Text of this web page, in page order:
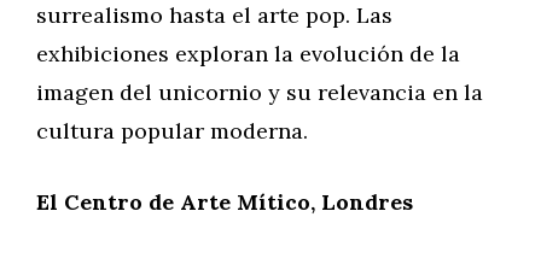
surrealismo hasta el arte pop. Las
exhibiciones exploran la evolución de la
imagen del unicornio y su relevancia en la
cultura popular moderna.
El Centro de Arte Mítico, Londres